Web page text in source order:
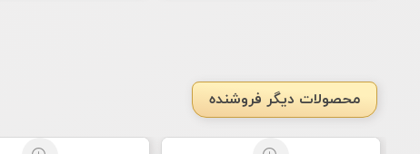
محصولات دیگر فروشنده